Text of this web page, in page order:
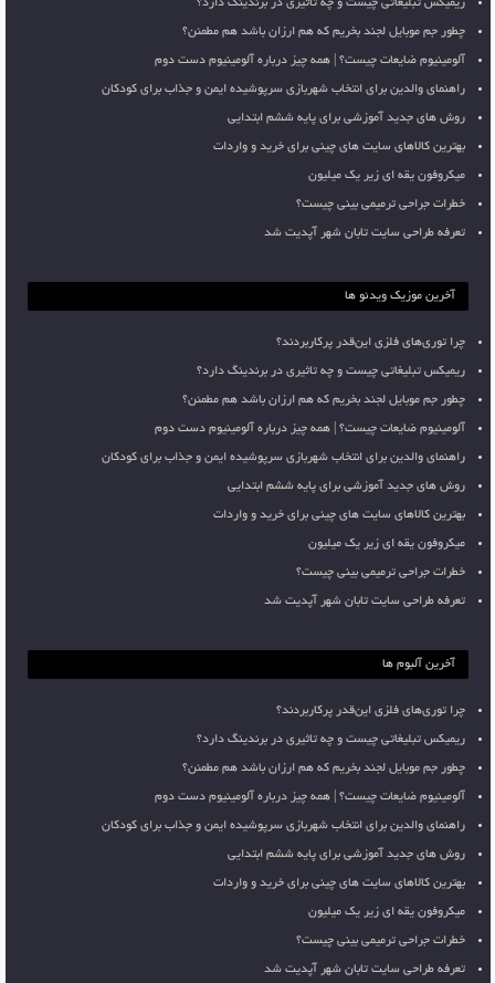
ریمیکس تبلیغاتی چیست و چه تاثیری در برندینگ دارد؟
چطور جم موبایل لجند بخریم که هم ارزان باشد هم مطمئن؟
آلومینیوم ضایعات چیست؟ | همه چیز درباره آلومینیوم دست دوم
راهنمای والدین برای انتخاب شهربازی سرپوشیده ایمن و جذاب برای کودکان
روش های جدید آموزشی برای پایه ششم ابتدایی
بهترین کالاهای سایت های چینی برای خرید و واردات
میکروفون یقه ای زیر یک میلیون
خطرات جراحی ترمیمی بینی چیست؟
تعرفه طراحی سایت تابان شهر آپدیت شد
آخرین موزیک ویدئو ها
چرا توری‌های فلزی این‌قدر پرکاربردند؟
ریمیکس تبلیغاتی چیست و چه تاثیری در برندینگ دارد؟
چطور جم موبایل لجند بخریم که هم ارزان باشد هم مطمئن؟
آلومینیوم ضایعات چیست؟ | همه چیز درباره آلومینیوم دست دوم
راهنمای والدین برای انتخاب شهربازی سرپوشیده ایمن و جذاب برای کودکان
روش های جدید آموزشی برای پایه ششم ابتدایی
بهترین کالاهای سایت های چینی برای خرید و واردات
میکروفون یقه ای زیر یک میلیون
خطرات جراحی ترمیمی بینی چیست؟
تعرفه طراحی سایت تابان شهر آپدیت شد
آخرین آلبوم ها
چرا توری‌های فلزی این‌قدر پرکاربردند؟
ریمیکس تبلیغاتی چیست و چه تاثیری در برندینگ دارد؟
چطور جم موبایل لجند بخریم که هم ارزان باشد هم مطمئن؟
آلومینیوم ضایعات چیست؟ | همه چیز درباره آلومینیوم دست دوم
راهنمای والدین برای انتخاب شهربازی سرپوشیده ایمن و جذاب برای کودکان
روش های جدید آموزشی برای پایه ششم ابتدایی
بهترین کالاهای سایت های چینی برای خرید و واردات
میکروفون یقه ای زیر یک میلیون
خطرات جراحی ترمیمی بینی چیست؟
تعرفه طراحی سایت تابان شهر آپدیت شد